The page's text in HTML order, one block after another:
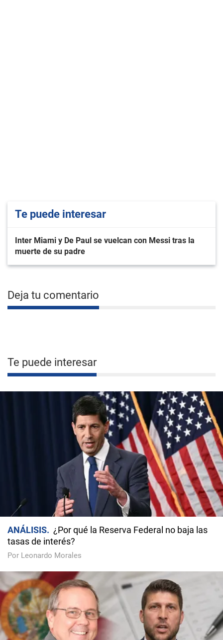
Te puede interesar
Inter Miami y De Paul se vuelcan con Messi tras la
muerte de su padre
Deja tu comentario
Te puede interesar
ANÁLISIS
¿Por qué la Reserva Federal no baja las
tasas de interés?
Por Leonardo Morales